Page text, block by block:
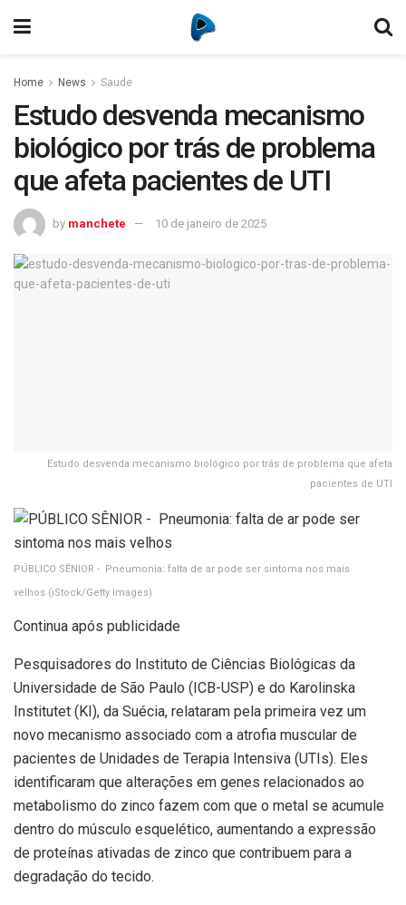
Home News Saude
Estudo desvenda mecanismo
biológico por trás de problema
que afeta pacientes de UTI
by manchete 10 de janeiro de 2025
Estudo desvenda mecanismo biológico por trás de problema que afeta
pacientes de UTI
PÚBLICO SÊNIOR - Pneumonia: falta de ar pode ser sintoma nos mais
velhos (iStock/Getty Images)
Continua após publicidade
Pesquisadores do Instituto de Ciências Biológicas da
Universidade de São Paulo (ICB-USP) e do Karolinska
Institutet (KI), da Suécia, relataram pela primeira vez um
novo mecanismo associado com a atrofia muscular de
pacientes de Unidades de Terapia Intensiva (UTIs). Eles
identificaram que alterações em genes relacionados ao
metabolismo do zinco fazem com que o metal se acumule
dentro do músculo esquelético, aumentando a expressão
de proteínas ativadas de zinco que contribuem para a
degradação do tecido.